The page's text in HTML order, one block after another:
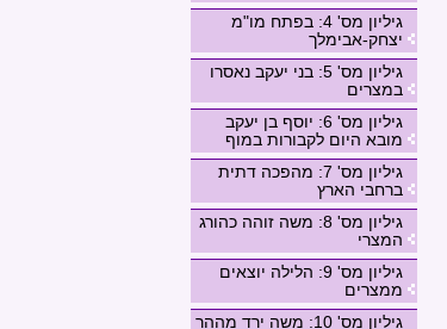
גיליון מס' 4: בפתח מו"מ
יצחק-אבימלך
גיליון מס' 5: בני יעקב נאסרו
במצרים
גיליון מס' 6: יוסף בן יעקב
מובא היום לקבורות במוף
גיליון מס' 7: מהפכה דתית
ברחבי הארץ
גיליון מס' 8: משה זוהה כהורג
המצרי
גיליון מס' 9: הלילה יוצאים
ממצרים
גיליון מס' 10: משה ירד מההר